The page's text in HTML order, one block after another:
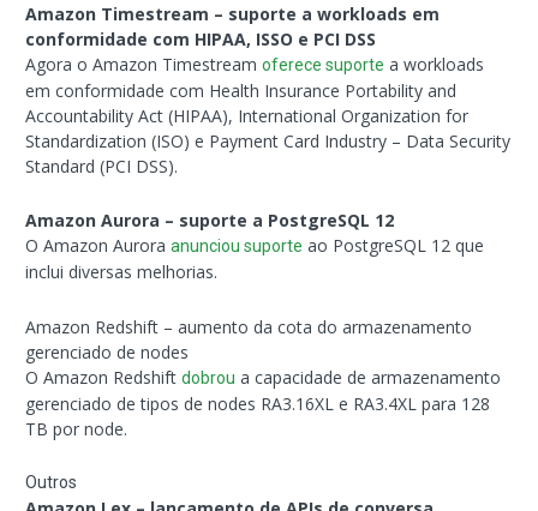
Amazon Timestream – suporte a workloads em
conformidade com HIPAA, ISSO e PCI DSS
Agora o Amazon Timestreamoferece suporte a workloads
em conformidade com Health Insurance Portability and
Accountability Act (HIPAA), International Organization for
Standardization (ISO) e Payment Card Industry – Data Security
Standard (PCI DSS).
Amazon Aurora – suporte a PostgreSQL 12
O Amazon Auroraanunciou suporte ao PostgreSQL 12 que
inclui diversas melhorias.
Amazon Redshift – aumento da cota do armazenamento
gerenciado de nodes
O Amazon Redshiftdobrou a capacidade de armazenamento
gerenciado de tipos de nodes RA3.16XL e RA3.4XL para 128
TB por node.
Outros